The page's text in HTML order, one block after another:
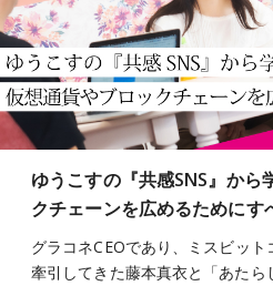
ゆうこすの『共感SNS』から
クチェーンを広めるために
グラコネCEOであり、ミスビッ
牽引してきた藤本真衣と「あた